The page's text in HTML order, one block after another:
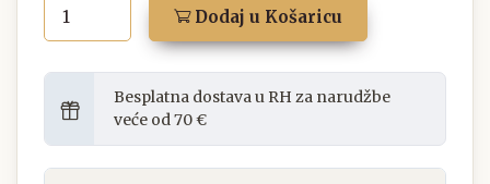
Dodaj u Košaricu
Besplatna dostava u RH za narudžbe
veće od 70 €